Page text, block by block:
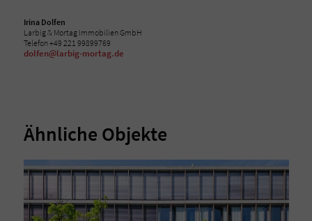
Irina Dolfen
Larbig & Mortag Immobilien GmbH
Telefon +49 221 99899769
dolfen@larbig-mortag.de
Ähnliche Objekte